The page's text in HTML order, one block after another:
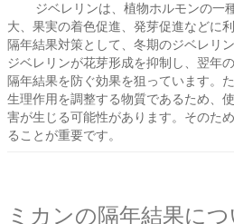
ジベレリンは、植物ホルモンの一
大、果実の着色促進、発芽促進などに
隔年結果対策として、冬期のジベレリ
ジベレリンが花芽形成を抑制し、翌年
隔年結果を防ぐ効果を狙っています。
生理作用を調整する物質であるため、
害が生じる可能性があります。そのた
ることが重要です。
ミカンの隔年結果に